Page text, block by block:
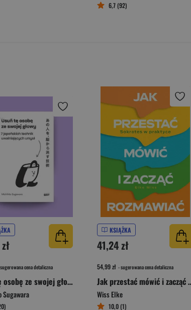
6,7 (92)
cena detaliczna
Usuń tę osobę ze swojej głowy. 7 japońskich technik uwalniających umysł
KSIĄŻKA
41,24 zł
54,99 zł - sugerowana cena detaliczna
Jak przestać mówić i
Wiss Elke
10,0 (1)